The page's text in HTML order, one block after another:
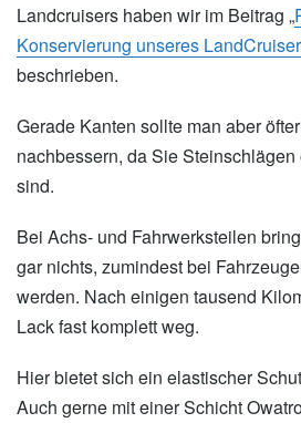
Landcruisers haben wir im Beitrag „
Konservierung unseres
beschrieben.
Gerade Kanten sollte man aber
nachbessern, da Sie
sind.
Bei Achs- und Fahrwerksteilen
gar nichts, zumindest bei
werden. Nach einigen tausend
Lack fast komplett weg.
Hier bietet sich ein elastischer
Auch gerne mit einer Schicht